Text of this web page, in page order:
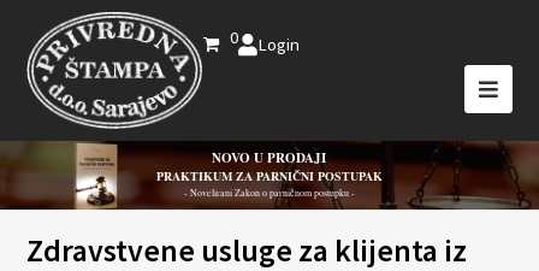
0 Login
NOVO U PRODAJI
PRAKTIKUM ZA PARNIČNI POSTUPAK
- Novelirani Zakon o parničnom postupku -
Zdravstvene usluge za klijenta iz